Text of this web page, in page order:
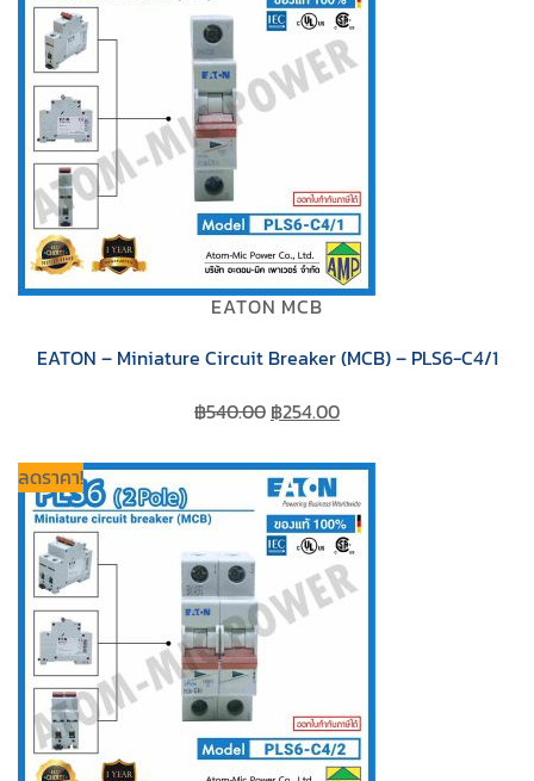
EATON MCB
EATON – Miniature Circuit Breaker (MCB) – PLS6-C4/1
฿540.00 Original
was:
฿540.00.
฿254.00Current
is:
฿254.00.
ลดราคา!